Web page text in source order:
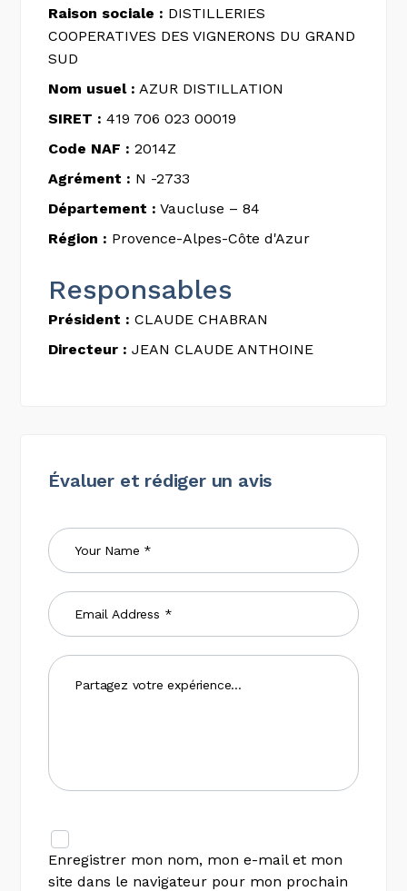
Raison sociale : DISTILLERIES
COOPERATIVES DES VIGNERONS DU GRAND
SUD
Nom usuel : AZUR DISTILLATION
SIRET : 419 706 023 00019
Code NAF : 2014Z
Agrément : N -2733
Département : Vaucluse – 84
Région : Provence-Alpes-Côte d'Azur
Responsables
Président : CLAUDE CHABRAN
Directeur : JEAN CLAUDE ANTHOINE
Évaluer et rédiger un avis
Enregistrer mon nom, mon e-mail et mon
site dans le navigateur pour mon prochain